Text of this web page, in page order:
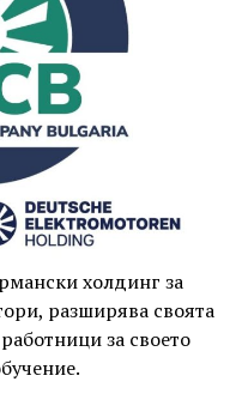
холдинг за
разширява своята
за своето